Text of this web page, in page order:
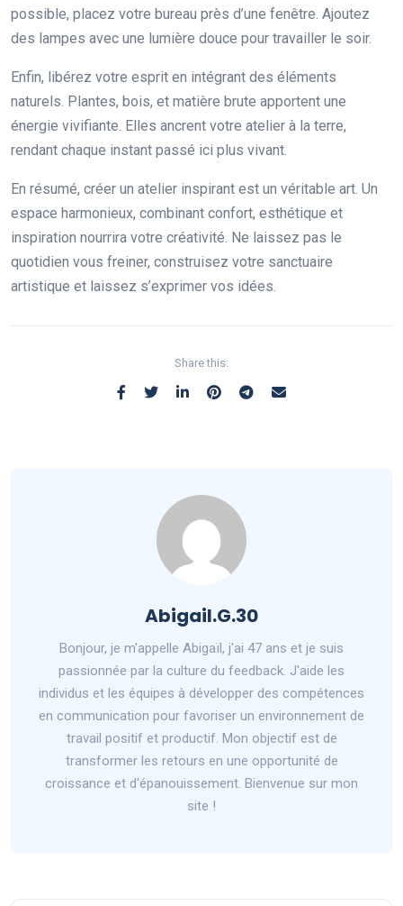
possible, placez votre bureau près d’une fenêtre. Ajoutez
des lampes avec une lumière douce pour travailler le soir.
Enfin, libérez votre esprit en intégrant des éléments
naturels. Plantes, bois, et matière brute apportent une
énergie vivifiante. Elles ancrent votre atelier à la terre,
rendant chaque instant passé ici plus vivant.
En résumé, créer un atelier inspirant est un véritable art. Un
espace harmonieux, combinant confort, esthétique et
inspiration nourrira votre créativité. Ne laissez pas le
quotidien vous freiner, construisez votre sanctuaire
artistique et laissez s’exprimer vos idées.
Share this:
Abigail.G.30
Bonjour, je m'appelle Abigaïl, j'ai 47 ans et je suis
passionnée par la culture du feedback. J'aide les
individus et les équipes à développer des compétences
en communication pour favoriser un environnement de
travail positif et productif. Mon objectif est de
transformer les retours en une opportunité de
croissance et d'épanouissement. Bienvenue sur mon
site !